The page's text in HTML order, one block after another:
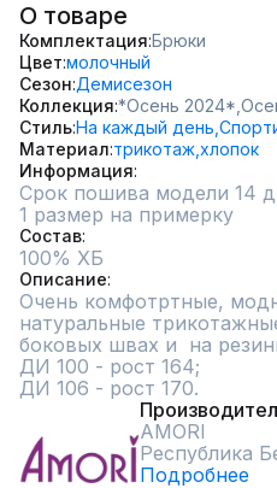
О товаре
Комплектация Брюки
Цвет молочный
Сезон Демисезон
Коллекция *Осень 2024*,
СтильНа каждый день,
Материал трикотаж, хлопок
Информация
Срок пошива модели 14
1 размер на примерку
Состав
100% ХБ
Описание
Очень комфотртные,
натуральные
боковых швах и  на
ДИ 100 - рост 164;
ДИ 106 - рост 170.
AMORI
Республика
Подробнее